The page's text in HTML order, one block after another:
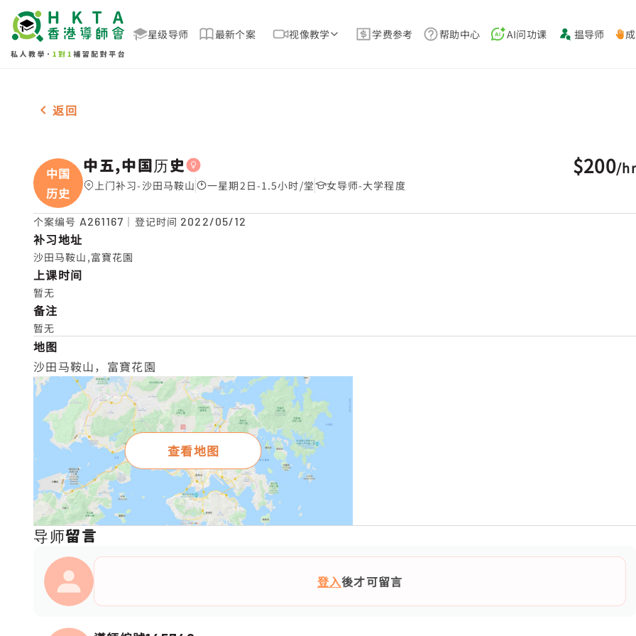
星级导师 最新个案 视像教学 学费参考 帮助中心 AI问功课 揾导师
女-1名 中五,中国历史，沙田马鞍山 补习推介
返回
中国
历史
中五,中国历史
上门补习-沙田马鞍山 一星期2日-1.5小时/堂 女导师-大学程度
$200/hr
个案编号 A261167 ｜登记时间 2022/05/12
补习地址
沙田马鞍山,富寶花園
上课时间
暂无
备注
暂无
地图
沙田马鞍山，富寶花園
查看地图
导师留言
登入後才可留言